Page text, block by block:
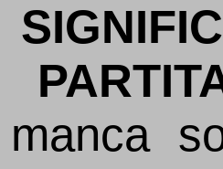
manca